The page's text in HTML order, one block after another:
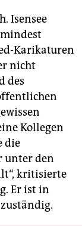
Isensee
Karikaturen
nicht
des
Kollegen
die
unter den
kritisierte
Er ist in